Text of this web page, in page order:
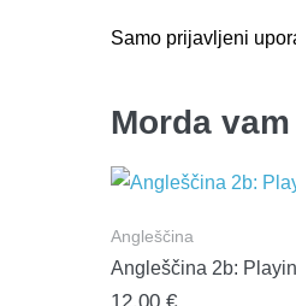
Samo prijavljeni
Morda
Angleščina
Angleščina 2b: